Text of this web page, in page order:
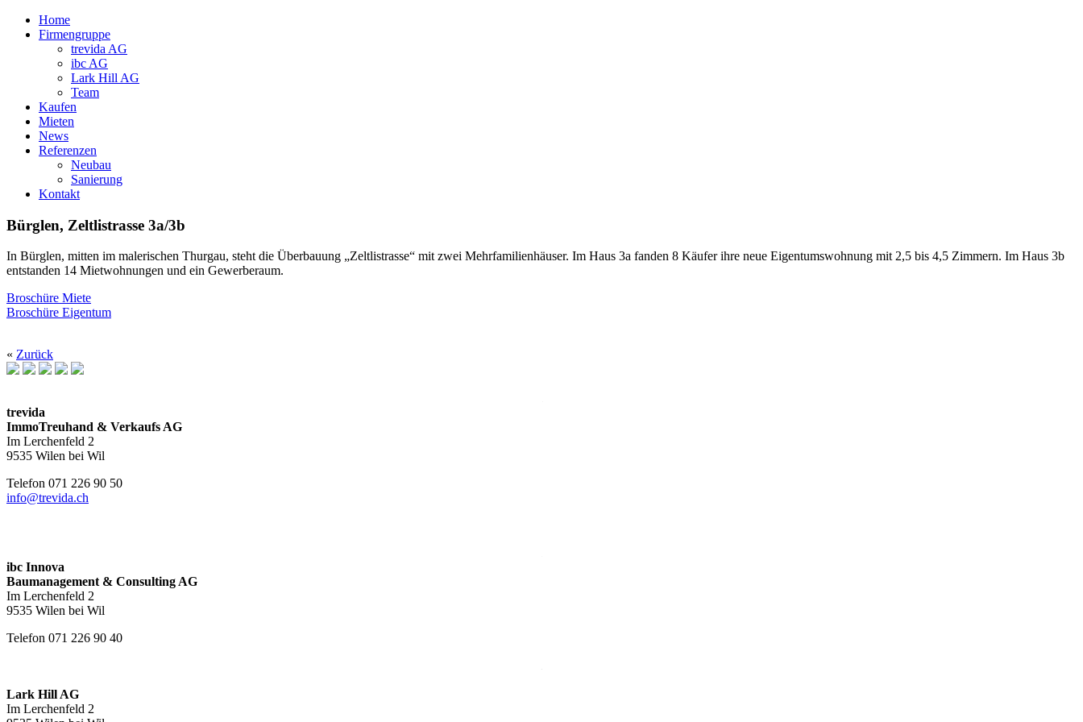
Home
Firmengruppe
trevida AG
ibc AG
Lark Hill AG
Team
Kaufen
Mieten
News
Referenzen
Neubau
Sanierung
Kontakt
Bürglen, Zeltlistrasse 3a/3b
In Bürglen, mitten im malerischen Thurgau, steht die Überbauung „Zeltlistrasse“ mit zwei Mehrfamilienhäuser. Im Haus 3a fanden 8 Käufer ihre neue Eigentumswohnung mit 2,5 bis 4,5 Zimmern. Im Haus 3b
entstanden 14 Mietwohnungen und ein Gewerberaum.
Broschüre Miete
Broschüre Eigentum
« Zurück
trevida
ImmoTreuhand & Verkaufs AG
Im Lerchenfeld 2
9535 Wilen bei Wil
Telefon 071 226 90 50
info@trevida.ch
ibc Innova
Baumanagement & Consulting AG
Im Lerchenfeld 2
9535 Wilen bei Wil
Telefon 071 226 90 40
Lark Hill AG
Im Lerchenfeld 2